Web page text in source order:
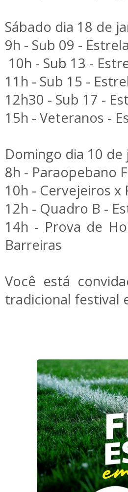
Sábado dia 18 de
9h - Sub 09 -
10h - Sub 13 -
11h - Sub 15 -
12h30 - Sub 17 -
15h - Veteranos -
Domingo dia 10 de
8h - Paraopebano
10h - Cervejeiros x
12h - Quadro B -
14h - Prova de
Barreiras
Você está
tradicional festival